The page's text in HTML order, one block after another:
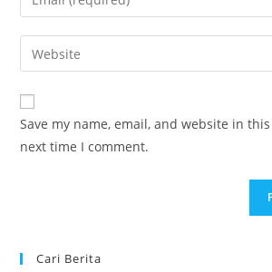
comment
your
email
address
comment
Enter
your
website
URL
(optional)
Save my name, email, and website in
next time I comment.
Cari Berita